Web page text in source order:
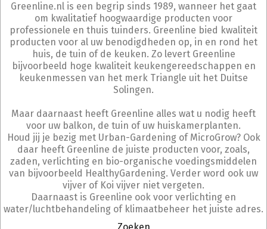
Menu
Greenline.nl is een begrip sinds 1989, wanneer het gaat
om kwalitatief hoogwaardige producten voor
professionele en thuis tuinders. Greenline bied kwaliteit
producten voor al uw benodigdheden op, in en rond het
huis, de tuin of de keuken. Zo levert Greenline
bijvoorbeeld hoge kwaliteit keukengereedschappen en
keukenmessen van het merk Triangle uit het Duitse
Solingen.
Maar daarnaast heeft Greenline alles wat u nodig heeft
voor uw balkon, de tuin of uw huiskamerplanten.
Houd jij je bezig met Urban-Gardening of MicroGrow? Ook
daar heeft Greenline de juiste producten voor, zoals,
zaden, verlichting en bio-organische voedingsmiddelen
van bijvoorbeeld HealthyGardening. Verder word ook uw
vijver of Koi vijver niet vergeten.
Daarnaast is Greenline ook voor verlichting en
water/luchtbehandeling of klimaatbeheer het juiste adres.